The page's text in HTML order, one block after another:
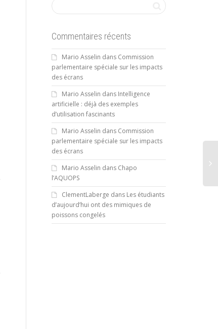
Commentaires récents
Mario Asselin dans Commission
parlementaire spéciale sur les impacts
des écrans
Mario Asselin dans Intelligence
artificielle : déjà des exemples
d’utilisation fascinants
Mario Asselin dans Commission
parlementaire spéciale sur les impacts
des écrans
Mario Asselin dans Chapo
l’AQUOPS
ClementLaberge dans Les étudiants
d’aujourd’hui ont des mimiques de
poissons congelés